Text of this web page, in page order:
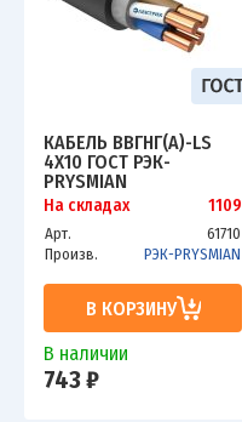
КАБЕЛЬ ВВГНГ(А)-LS
4Х10 ГОСТ РЭК-
PRYSMIAN
На складах 1109
Арт.
61710
Произв.
РЭК-PRYSMIAN
В КОРЗИНУ
В наличии
743 ₽